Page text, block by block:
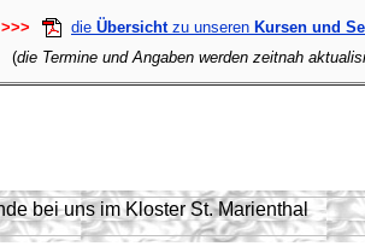
>>> die Übersichtzu unseren Kursen und
(die Termine und Angaben werden zeitnah